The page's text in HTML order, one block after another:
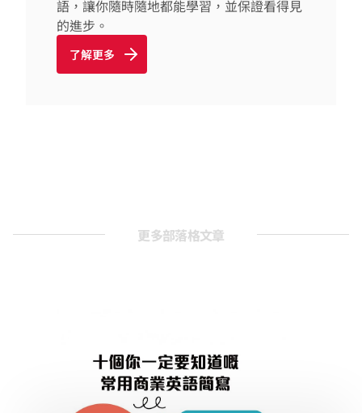
語，讓你隨時隨地都能學習，並保證看得見
的進步。
了解更多
更多部落格文章